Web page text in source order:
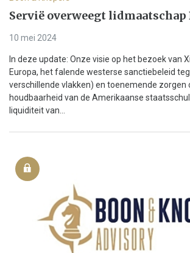
Servië overweegt lidmaatschap
10 mei 2024
In deze update: Onze visie op het bezoek van
Europa, het falende westerse sanctiebeleid
verschillende vlakken) en toenemende zorgen
houdbaarheid van de Amerikaanse
liquiditeit van...